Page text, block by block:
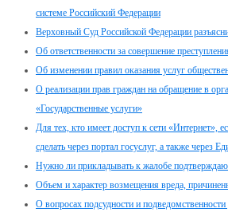
системе Российский Федерации
Верховный Суд Российской Федерации
Об ответственности за совершение
Об изменении правил оказания услуг
О реализации прав граждан на обращение в
«Государственные услуги»
Для тех, кто имеет доступ к сети «Интернет»,
сделать через портал госуслуг, а также через
Нужно ли прикладывать к жалобе
Объем и характер возмещения вреда,
О вопросах подсудности и